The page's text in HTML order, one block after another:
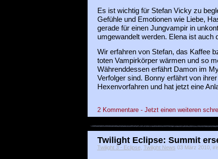
Es ist wichtig für Stefan Vicky zu
Gefühle und Emotionen wie Liebe,
gerade für einen Jungvampir in
umgewandelt werden. Elena ist auch
Wir erfahren von Stefan, das Kaffee
toten Vampirkörper wärmen und so
Währenddessen erfährt Damon im
Verfolger sind. Bonny erfährt von
Hexenvorfahren und hat jetzt eine
2 Kommentare - Jetzt einen weiteren
Twilight Eclipse: Summit
Twilight 3 - Eclipse, Twilight News 03 März 2010,